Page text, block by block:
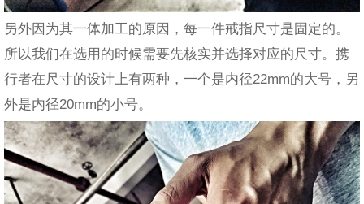
另外因为其一体加工的原因，每一件戒指尺寸是固定的。
所以我们在选用的时候需要先核实并选择对应的尺寸。携
行者在尺寸的设计上有两种，一个是内径22mm的大号，另
外是内径20mm的小号。